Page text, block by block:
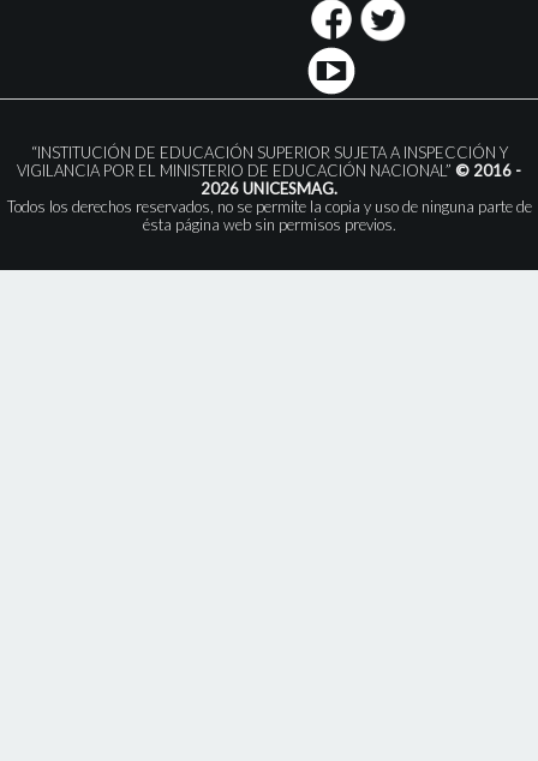
“INSTITUCIÓN DE EDUCACIÓN SUPERIOR SUJETA A INSPECCIÓN Y
VIGILANCIA POR EL MINISTERIO DE EDUCACIÓN NACIONAL” © 2016 -
2026 UNICESMAG.
Todos los derechos reservados, no se permite la copia y uso de ninguna parte de
ésta página web sin permisos previos.